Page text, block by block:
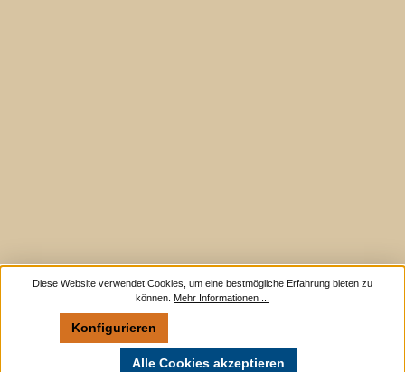
Diese Website verwendet Cookies, um eine bestmögliche Erfahrung bieten zu
können. Mehr Informationen ...
Konfigurieren
Alle Cookies akzeptieren